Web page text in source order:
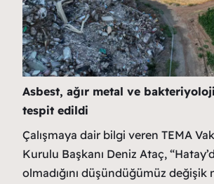
Asbest, ağır metal ve
tespit edildi
Çalışmaya dair bilgi veren TEMA
Kurulu Başkanı Deniz Ataç,
olmadığını düşündüğümüz değişik